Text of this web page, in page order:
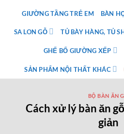
GIƯỜNG TẦNG TRẺ EM BÀN
SA LON GỖ TỦ BÀY HÀNG, TỦ
GHẾ BỐ GIƯỜNG XẾP
SẢN PHẨM NỘI THẤT KHÁC
BỘ BÀN ĂN
Cách xử lý bàn ăn
giản